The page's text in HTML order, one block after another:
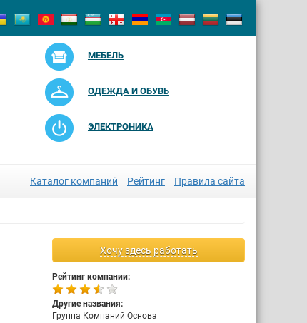
МЕБЕЛЬ
ОДЕЖДА И ОБУВЬ
ЭЛЕКТРОНИКА
Каталог компаний Рейтинг Правила сайта
Хочу здесь работать
Рейтинг компании:
Другие названия:
Группа Компаний Основа